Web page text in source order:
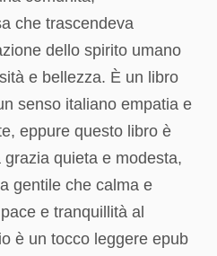
che trascendeva
dello spirito umano
e bellezza. È un libro
senso italiano empatia e
eppure questo libro è
quieta e modesta,
gentile che calma e
e tranquillità al
è un tocco leggere epub